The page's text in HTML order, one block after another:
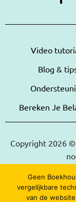
Video
Blog &
Bereken Je
Copyright 2026
Geen
vergelijkbare
van de